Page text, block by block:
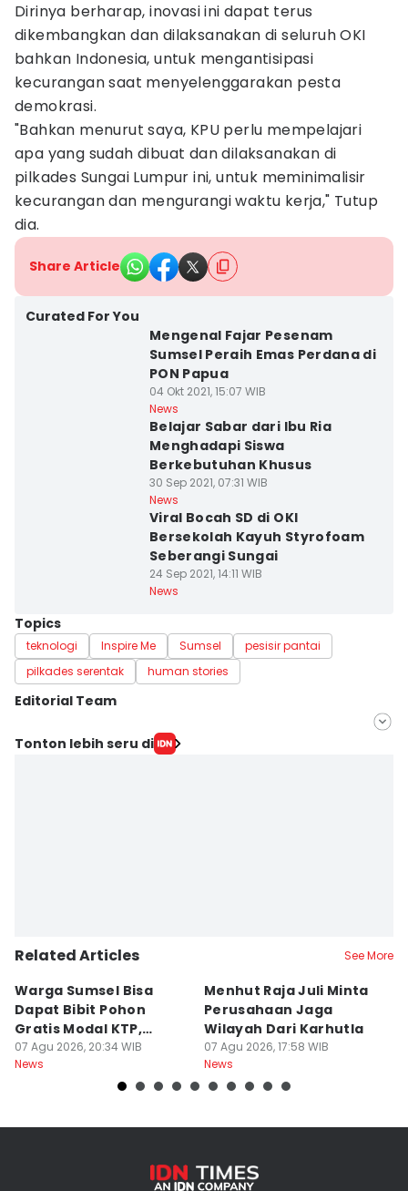
Dirinya berharap, inovasi ini dapat terus
dikembangkan dan dilaksanakan di seluruh OKI
bahkan Indonesia, untuk mengantisipasi
kecurangan saat menyelenggarakan pesta
demokrasi.
"Bahkan menurut saya, KPU perlu mempelajari
apa yang sudah dibuat dan dilaksanakan di
pilkades Sungai Lumpur ini, untuk meminimalisir
kecurangan dan mengurangi waktu kerja," Tutup
dia.
Share Article
Curated For You
Mengenal Fajar Pesenam
Sumsel Peraih Emas Perdana di
PON Papua
04 Okt 2021, 15:07 WIB
News
Belajar Sabar dari Ibu Ria
Menghadapi Siswa
Berkebutuhan Khusus
30 Sep 2021, 07:31 WIB
News
Viral Bocah SD di OKI
Bersekolah Kayuh Styrofoam
Seberangi Sungai
24 Sep 2021, 14:11 WIB
News
Topics
teknologi Inspire Me Sumsel
pesisir pantai
pilkades serentak
human stories
Editorial Team
Editor
Tonton lebih seru di
Related Articles See More
Warga Sumsel Bisa
Dapat Bibit Pohon
Gratis Modal KTP,
Menhut Beberkan
Caranya
07 Agu 2026, 20:34 WIB
News
Menhut Raja Juli Minta
Perusahaan Jaga
Wilayah Dari Karhutla
07 Agu 2026, 17:58 WIB
News